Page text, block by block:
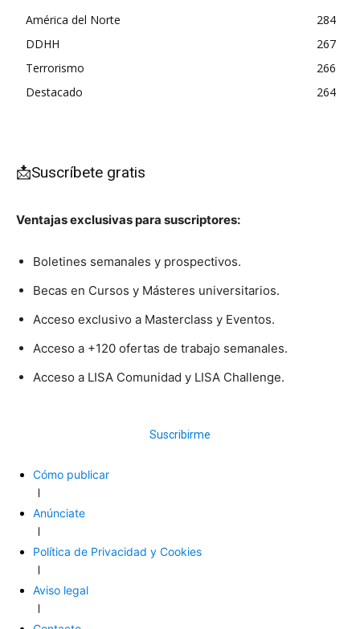
América del Norte
284
DDHH
267
Terrorismo
266
Destacado
264
📩Suscríbete gratis
Ventajas exclusivas para suscriptores:
Boletines semanales y prospectivos.
Becas en Cursos y Másteres universitarios.
Acceso exclusivo a Masterclass y Eventos.
Acceso a +120 ofertas de trabajo semanales.
Acceso a LISA Comunidad y LISA Challenge.
Suscribirme
Cómo publicar
Anúnciate
Política de Privacidad y Cookies
Aviso legal